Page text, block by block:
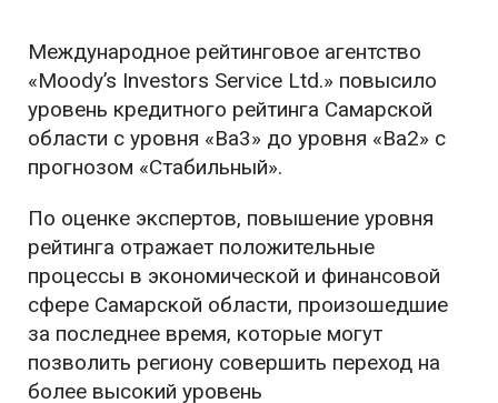
Международное рейтинговое агентство
«Moody’s Investors Service Ltd.» повысило
уровень кредитного рейтинга Самарской
области с уровня «Ba3» до уровня «Ba2» с
прогнозом «Стабильный».
По оценке экспертов, повышение уровня
рейтинга отражает положительные
процессы в экономической и финансовой
сфере Самарской области, произошедшие
за последнее время, которые могут
позволить региону совершить переход на
более высокий уровень